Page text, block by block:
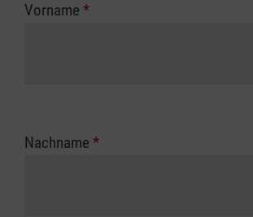
Vorname *
Nachname *